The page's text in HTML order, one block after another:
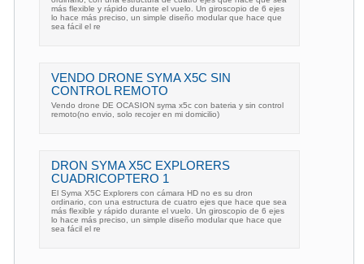
más flexible y rápido durante el vuelo. Un giroscopio de 6 ejes
lo hace más preciso, un simple diseño modular que hace que
sea fácil el re
VENDO DRONE SYMA X5C SIN
CONTROL REMOTO
Vendo drone DE OCASION syma x5c con bateria y sin control
remoto(no envio, solo recojer en mi domicilio)
DRON SYMA X5C EXPLORERS
CUADRICOPTERO 1
El Syma X5C Explorers con cámara HD no es su dron
ordinario, con una estructura de cuatro ejes que hace que sea
más flexible y rápido durante el vuelo. Un giroscopio de 6 ejes
lo hace más preciso, un simple diseño modular que hace que
sea fácil el re